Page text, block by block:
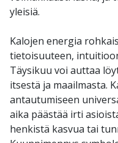
yleisiä.
Kalojen energia
tietoisuuteen,
Täysikuu voi auttaa
itsestä ja maailmasta.
antautumiseen
aika päästää irti
henkistä kasvua tai